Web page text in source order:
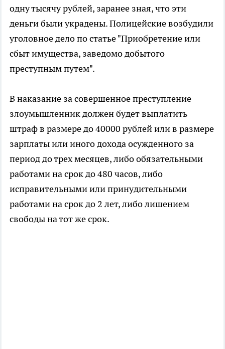
одну тысячу рублей, заранее зная, что эти
деньги были украдены. Полицейские возбудили
уголовное дело по статье "Приобретение или
сбыт имущества, заведомо добытого
преступным путем".
В наказание за совершенное преступление
злоумышленник должен будет выплатить
штраф в размере до 40000 рублей или в размере
зарплаты или иного дохода осужденного за
период до трех месяцев, либо обязательными
работами на срок до 480 часов, либо
исправительными или принудительными
работами на срок до 2 лет, либо лишением
свободы на тот же срок.